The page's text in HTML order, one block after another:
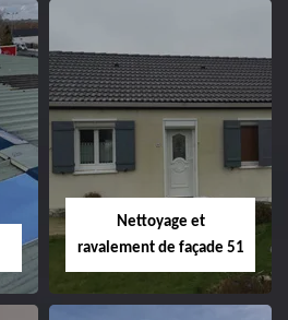
Changement de
velux 51
Nettoyage et
ravalement de façade 51